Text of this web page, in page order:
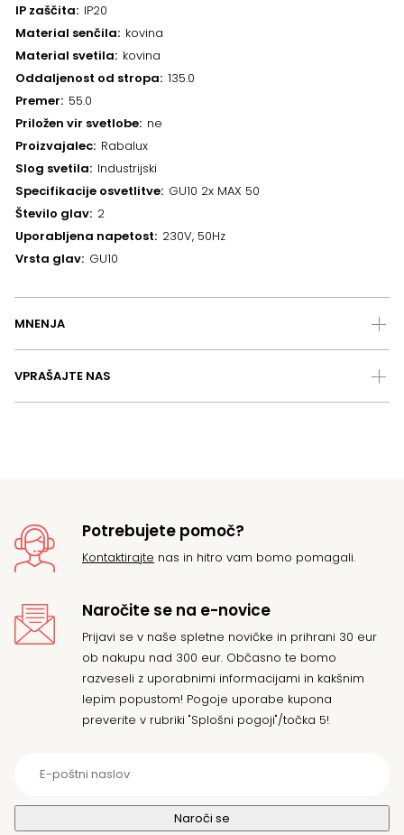
IP zaščita IP20
Material senčila kovina
Material svetila kovina
Oddaljenost od stropa 135.0
Premer 55.0
Priložen vir svetlobe ne
Proizvajalec Rabalux
Slog svetila Industrijski
Specifikacije osvetlitve GU10 2x MAX 50
Število glav 2
Uporabljena napetost 230V, 50Hz
Vrsta glav GU10
MNENJA
VPRAŠAJTE NAS
Potrebujete pomoč?
Kontaktirajte nas in hitro vam bomo pomagali.
Naročite se na e-novice
Prijavi se v naše spletne novičke in prihrani 30 eur
ob nakupu nad 300 eur. Občasno te bomo
razveseli z uporabnimi informacijami in kakšnim
lepim popustom! Pogoje uporabe kupona
preverite v rubriki "Splošni pogoji"/točka 5!